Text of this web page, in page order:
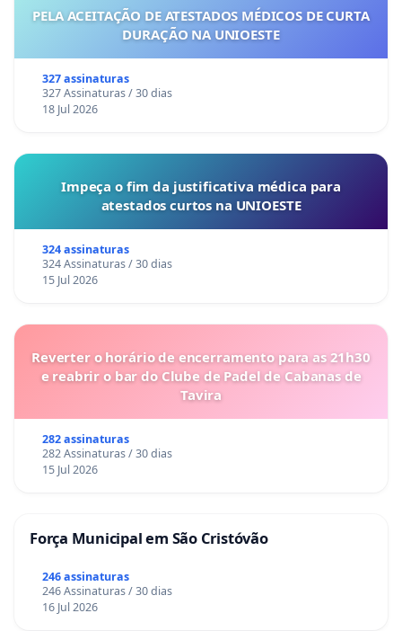
PELA ACEITAÇÃO DE ATESTADOS MÉDICOS DE CURTA
DURAÇÃO NA UNIOESTE
327 assinaturas
327 Assinaturas / 30 dias
18 Jul 2026
Impeça o fim da justificativa médica para
atestados curtos na UNIOESTE
324 assinaturas
324 Assinaturas / 30 dias
15 Jul 2026
Reverter o horário de encerramento para as 21h30
e reabrir o bar do Clube de Padel de Cabanas de
Tavira
282 assinaturas
282 Assinaturas / 30 dias
15 Jul 2026
Força Municipal em São Cristóvão
246 assinaturas
246 Assinaturas / 30 dias
16 Jul 2026